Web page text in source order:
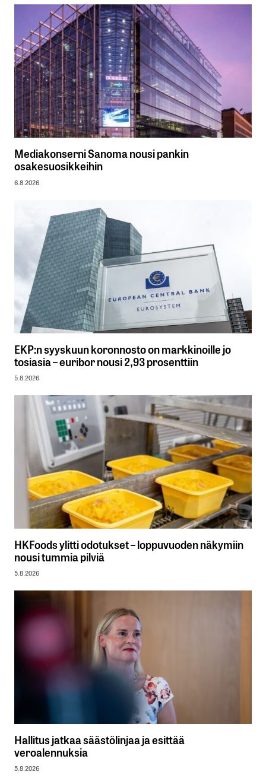
Mediakonserni Sanoma nousi pankin
osakesuosikkeihin
6.8.2026
EKP:n syyskuun koronnosto on markkinoille jo
tosiasia – euribor nousi 2,93 prosenttiin
5.8.2026
HKFoods ylitti odotukset – loppuvuoden näkymiin
nousi tummia pilviä
5.8.2026
Hallitus jatkaa säästölinjaa ja esittää
veroalennuksia
5.8.2026